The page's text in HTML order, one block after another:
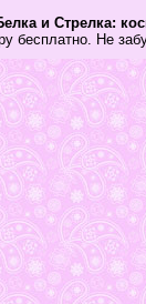
и Стрелка:
бесплатно. Не